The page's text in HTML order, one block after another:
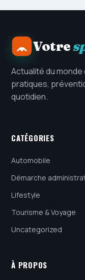
Votre
Actualité du
pratiques,
quotidien.
CATÉGORIES
Automobile
Démarche
Lifestyle
Tourisme & Voyage
Uncategorized
À PROPOS